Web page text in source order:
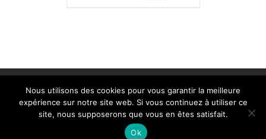
Copyright 2014 Peter Hess Academy Belgium | Création: Linda
Camurato www.shinedesign.be
Nous utilisons des cookies pour vous garantir la meilleure
expérience sur notre site web. Si vous continuez à utiliser ce
site, nous supposerons que vous en êtes satisfait.
Ok